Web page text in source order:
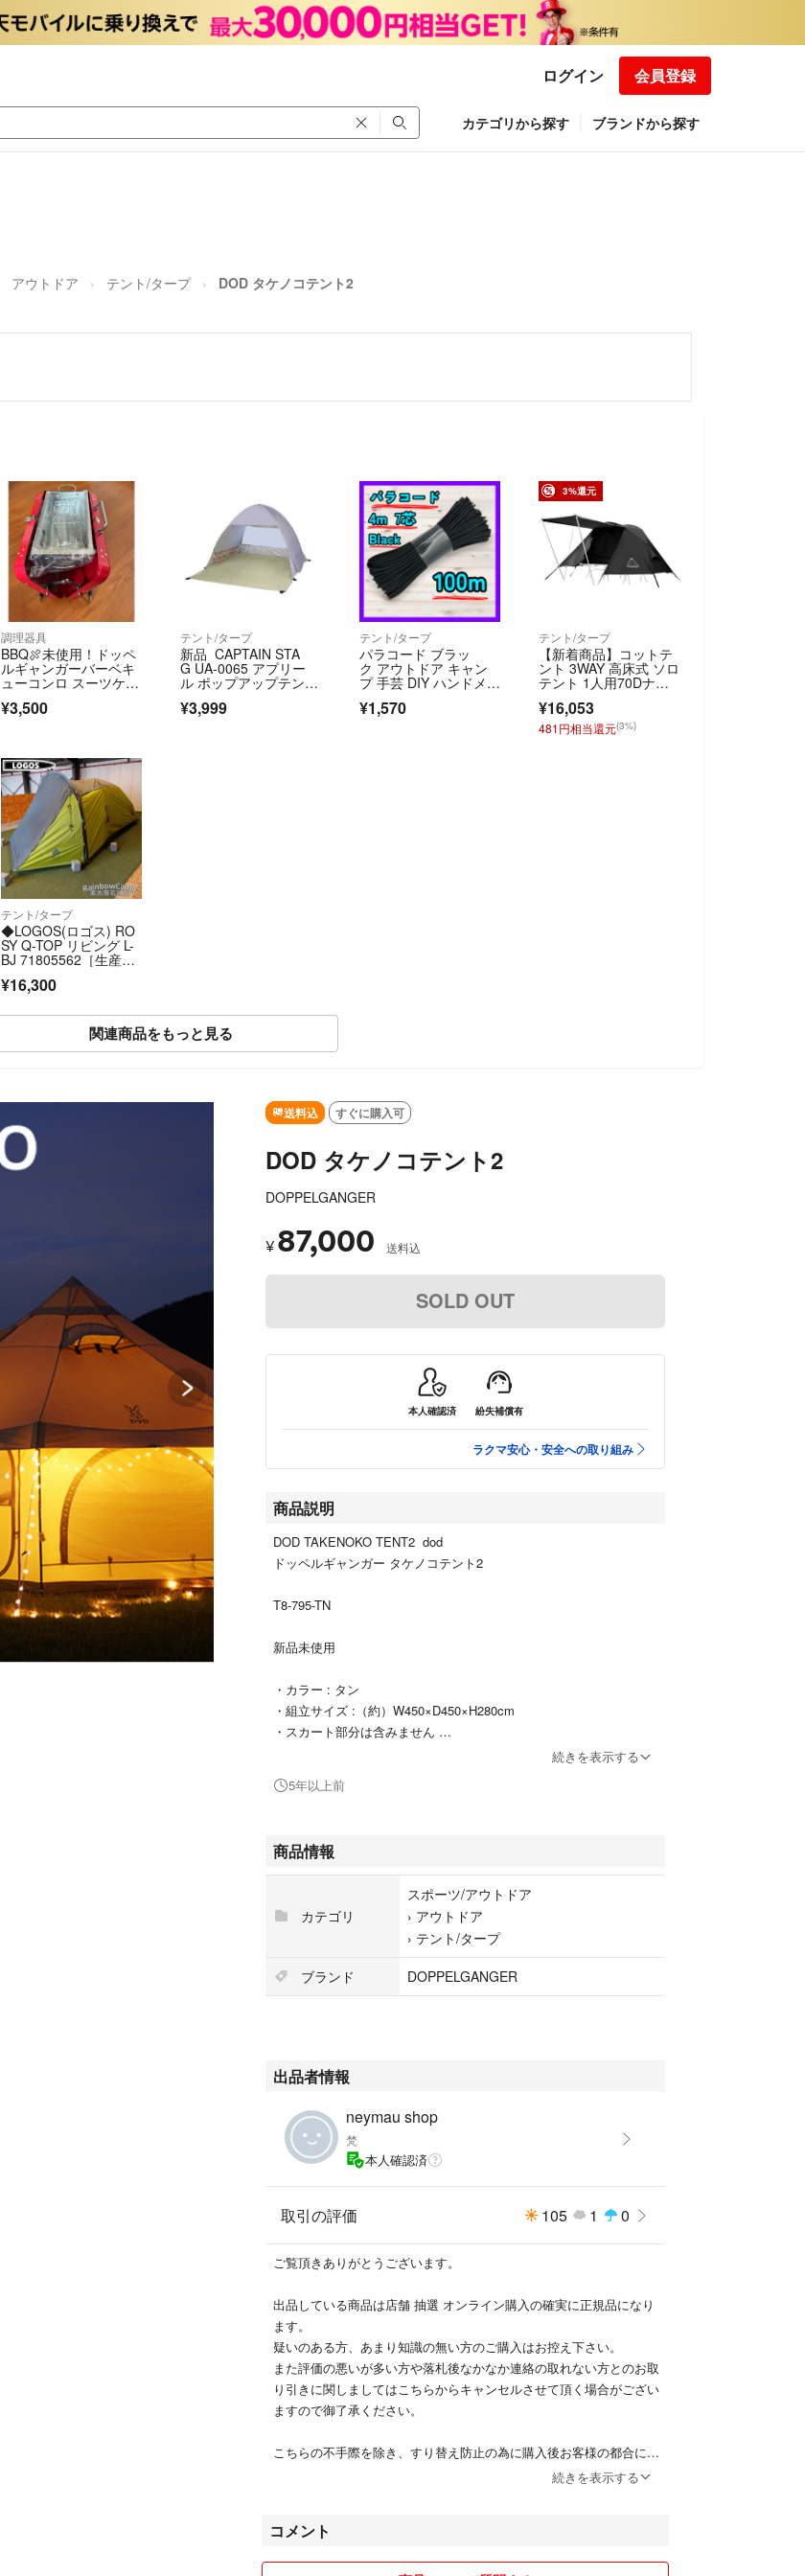
ログイン 会員登録
カテゴリから探す ブランドから探す
アウトドア テント/タープ DOD タケノコテント2
調理器具
BBQ🍖未使用！ドッペ
ルギャンガーバーベキ
ューコンロ スーツケー
¥3,500
テント/タープ
新品 CAPTAIN STA
G UA-0065 アプリー
ル ポップアップテント
DUO(ブルーム/パープ
ルグレー)
¥3,999
テント/タープ
パラコード ブラッ
ク アウトドア キャン
プ 手芸 DIY ハンドメイ
ド 4mm 7芯 大容量 多
用途 夏 キーホルダ
¥1,570
3%還元
テント/タープ
【新着商品】コットテ
ント 3WAY 高床式 ソロ
テント 1人用70Dナイ
ロン耐水
¥16,053
481円相当還元(3%)
テント/タープ
◆LOGOS(ロゴス) RO
SY Q-TOP リビング L-
BJ 71805562［生産終
¥16,300
関連商品をもっと見る
SOLD OUT
送料込 すぐに購入可
DOD タケノコテント2
DOPPELGANGER
¥ 87,000 送料込
SOLD OUT
本人確認済 紛失補償有
ラクマ安心・安全への取り組み
商品説明
DOD TAKENOKO TENT2 dod
ドッペルギャンガー タケノコテント2
T8-795-TN
新品未使用
・カラー : タン
・組立サイズ :（約）W450×D450×H280cm
・スカート部分は含みません
・収容可能人数 : 大人8名
フロア：300Dポリエステル（PUコーティング）
ポール：スチール
・最低耐水圧 : テント屋根部分：350mm
テント壁部分：3000mm
フロア：5000mm
・付属品 : ペグ×22本、ロープ×8本(テントに取り付け済）、キャリー
バッグ、テントリペアシート
続きを表示する
5年以上前
商品情報
カテゴリ
スポーツ/アウトドア
› アウトドア
› テント/タープ
ブランド
DOPPELGANGER
出品者情報
neymau shop
梵
本人確認済
取引の評価 105 1 0
ご覧頂きありがとうございます。
出品している商品は店舗 抽選 オンライン購入の確実に正規品になり
ます。
疑いのある方、あまり知識の無い方のご購入はお控え下さい。
また評価の悪いが多い方や落札後なかなか連絡の取れない方とのお取
り引きに関しましてはこちらからキャンセルさせて頂く場合がござい
ますので御了承ください。
こちらの不手際を除き、すり替え防止の為に購入後お客様の都合によ
るキャンセル、返品は一切受け付けておりません。続きを表示する
コメント